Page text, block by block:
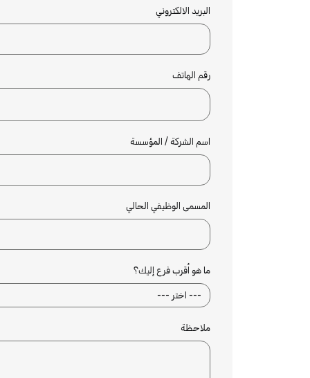
البريد الالكتروني
رقم الهاتف
اسم الشركة / المؤسسة
المسمى الوظيفي الحالي
ما هو أقرب فرع إليك؟
ملاحظة